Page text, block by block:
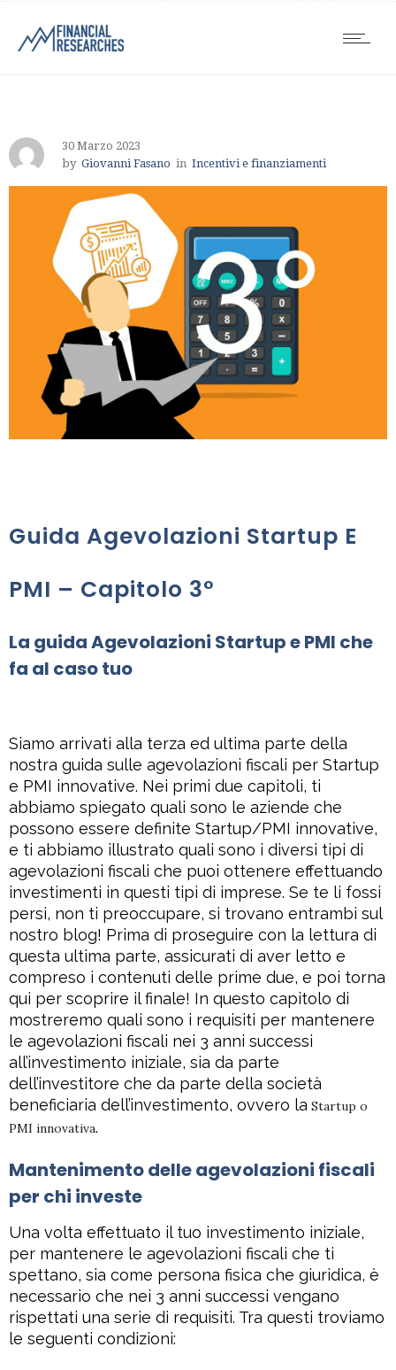
30 Marzo 2023
by Giovanni Fasano in Incentivi e finanziamenti
Guida Agevolazioni Startup E
PMI – Capitolo 3°
La guida Agevolazioni Startup e PMI che
fa al caso tuo
Siamo arrivati alla terza ed ultima parte della
nostra guida sulle agevolazioni fiscali per Startup
e PMI innovative. Nei primi due capitoli, ti
abbiamo spiegato quali sono le aziende che
possono essere definite Startup/PMI innovative,
e ti abbiamo illustrato quali sono i diversi tipi di
agevolazioni fiscali che puoi ottenere effettuando
investimenti in questi tipi di imprese. Se te li fossi
persi, non ti preoccupare, si trovano entrambi sul
nostro blog! Prima di proseguire con la lettura di
questa ultima parte, assicurati di aver letto e
compreso i contenuti delle prime due, e poi torna
qui per scoprire il finale! In questo capitolo di
mostreremo quali sono i requisiti per mantenere
le agevolazioni fiscali nei 3 anni successi
all’investimento iniziale, sia da parte
dell’investitore che da parte della società
beneficiaria dell’investimento, ovvero la Startup o
PMI innovativa.
Mantenimento delle agevolazioni fiscali
per chi investe
Una volta effettuato il tuo investimento iniziale,
per mantenere le agevolazioni fiscali che ti
spettano, sia come persona fisica che giuridica, è
necessario che nei 3 anni successi vengano
rispettati una serie di requisiti. Tra questi troviamo
le seguenti condizioni: